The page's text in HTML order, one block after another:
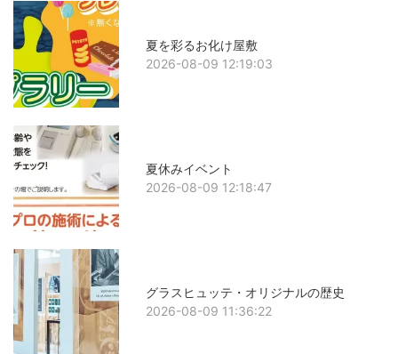
夏を彩るお化け屋敷
2026-08-09 12:19:03
夏休みイベント
2026-08-09 12:18:47
グラスヒュッテ・オリジナルの歴史
2026-08-09 11:36:22